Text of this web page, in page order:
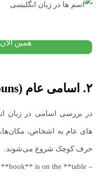
همین
۲. اسامی عام (Common Nouns)
در بررسی اسامی در زبان
های عام به اشخاص، مکان‌ها،
حرف کوچک شروع می‌شوند.
– The **book** is on the **table**.